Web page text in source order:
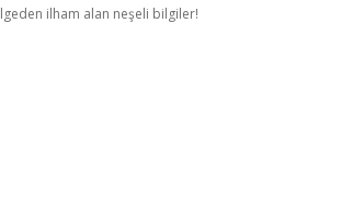
ilham alan neşeli bilgiler!